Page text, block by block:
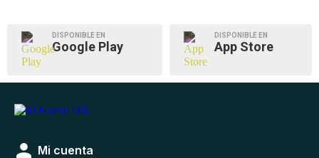
DISPONIBLE EN
Google Play
DISPONIBLE EN
App Store
Mi cuenta